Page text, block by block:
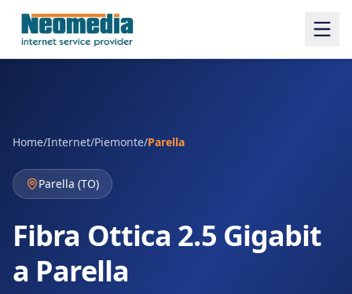
Home/Internet/Piemonte/Parella
Parella (TO)
Fibra Ottica 2.5 Gigabit
a Parella